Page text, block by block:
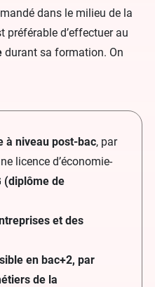
dans le milieu de la
d’effectuer au
durant sa formation. On
à niveau post-bac, par
licence d’économie-
(diplôme de
et des
en bac+2, par
de la